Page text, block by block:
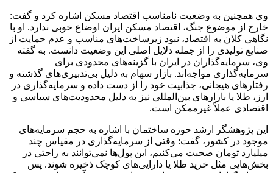
وی همچنین به وضعیت نامناسب اقتصاد مسکن اشاره کرد و گفت:
خارج از موضوع جنگ، اقتصاد مسکن ایران اوضاع خوبی ندارد. او با
نگاهی کلان به اقتصاد، نبود زیرساخت‌های مناسب و عدم حمایت از
صنایع تولیدی را از جمله دلایل اصلی این وضعیت دانست. به گفته
وی، سرمایه‌گذاران در ایران با گزینه‌های محدودی برای
سرمایه‌گذاری مواجه‌اند. بازار سهام به دلیل بی‌تدبیری‌های گذشته و
رفتارهای هیجانی، جذابیت خود را از دست داده و سرمایه‌گذاری در
ارز، طلا یا بازارهای بین‌المللی نیز به دلیل محدودیت‌های سیاسی و
اقتصادی عملاً غیرممکن است.
این پژوهشگر ارشد حوزه ساختمان با اشاره به حجم سرمایه‌های
موجود در کشور، گفت: وقتی از سرمایه‌گذاری در مقیاس چند
میلیارد تومان صحبت می‌کنیم، این پول‌ها نمی‌توانند به راحتی در
بخش‌هایی مثل خرید طلا یا دارایی‌های کوچک ذخیره شوند. پس